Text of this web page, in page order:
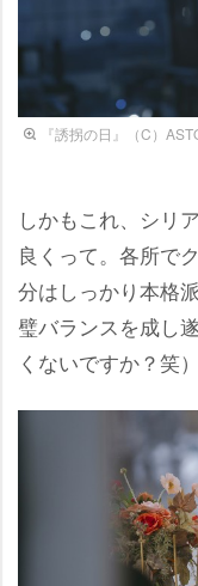
『誘拐の日』（C）
しかもこれ、シリ
良くって。各所で
分はしっかり本格
璧バランスを成し
くないですか？笑）